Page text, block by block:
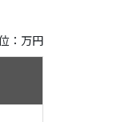
：万円